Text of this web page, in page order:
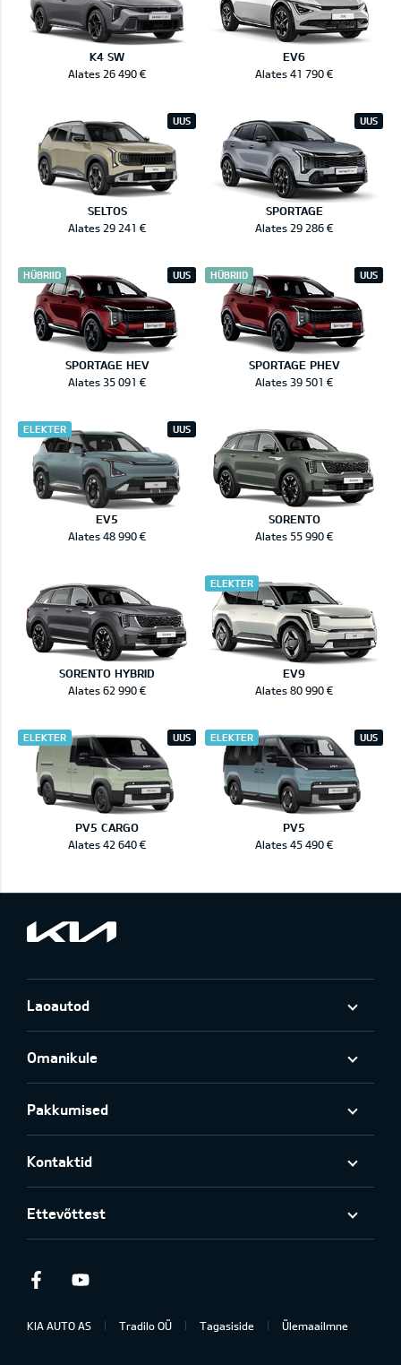
K4 SW
Alates 26 490 €
EV6
Alates 41 790 €
SELTOS
UUS
Alates 29 241 €
SPORTAGE
UUS
Alates 29 286 €
SPORTAGE HEV
UUS
HÜBRIID
Alates 35 091 €
SPORTAGE PHEV
HÜBRIID UUS
Alates 39 501 €
EV5
UUS
ELEKTER
Alates 48 990 €
SORENTO
Alates 55 990 €
SORENTO HYBRID
Alates 62 990 €
EV9
ELEKTER
Alates 80 990 €
PV5 CARGO
ELEKTER UUS
Alates 42 640 €
PV5
UUS
ELEKTER
Alates 45 490 €
Laoautod
Omanikule
Pakkumised
Kontaktid
Ettevõttest
Facebook
KIA AUTO AS Tradilo OÜ Tagasiside Ülemaailmne